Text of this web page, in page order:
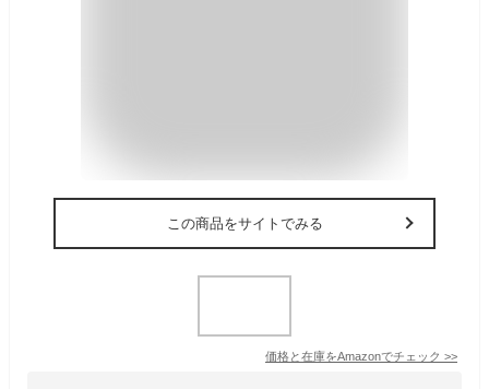
この商品をサイトでみる
価格と在庫をAmazonでチェック >>